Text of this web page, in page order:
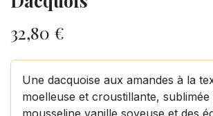
32,80 €
Une dacquoise aux amandes à la
moelleuse et croustillante,
mousseline vanille soyeuse et des